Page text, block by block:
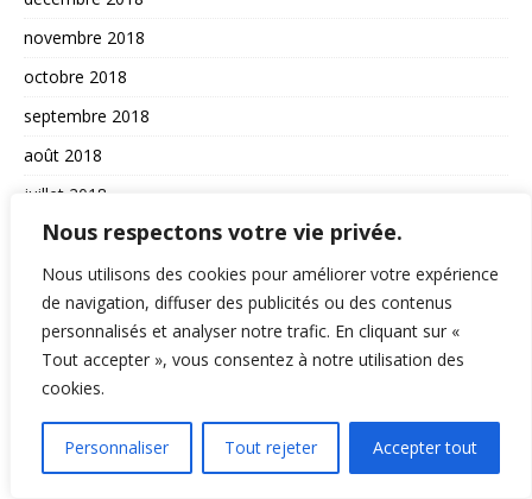
Nous respectons votre vie privée.
Nous utilisons des cookies pour améliorer votre expérience
de navigation, diffuser des publicités ou des contenus
personnalisés et analyser notre trafic. En cliquant sur «
Tout accepter », vous consentez à notre utilisation des
cookies.
Personnaliser Tout rejeter Accepter tout
novembre 2018
octobre 2018
septembre 2018
août 2018
juillet 2018
juin 2018
mai 2018
avril 2018
mars 2018
février 2018
janvier 2018
décembre 2017